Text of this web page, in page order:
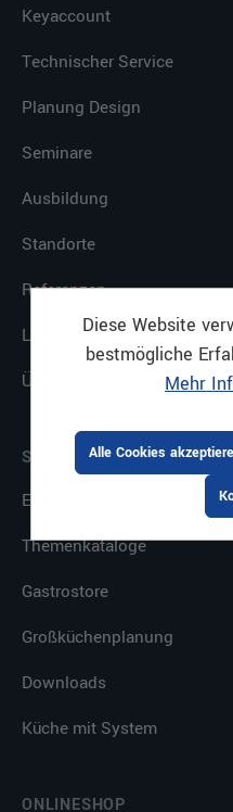
Keyaccount
Technischer Service
Planung Design
Seminare
Ausbildung
Standorte
Referenzen
Leistungen
Über uns
SERVICE
E-Procurement
Themenkataloge
Gastrostore
Großküchenplanung
Downloads
Küche mit System
ONLINESHOP
Diese Website
bestmögliche
Mehr
Alle Cookies